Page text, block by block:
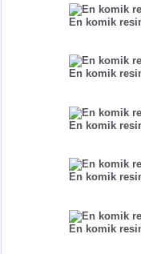
En komik
En komik
En komik
En komik
En komik